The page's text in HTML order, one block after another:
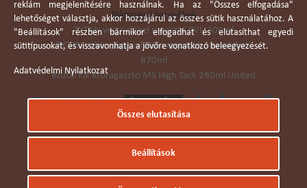
Népszerű termékek
TYTAN vegyi dübel ragasztó EVI. 300ml
TYTAN vékonyágyas falazó ragasztó pisztolyhab
870ml
Brutál Fix erőragasztó MS High Tack 280ml United
reklám megjelenítésére használnak. Ha az "Összes elfogadása"
lehetőséget választja, akkor hozzájárul az összes sütik használatához. A
"Beállítások" részben bármikor elfogadhat és elutasíthat egyedi
sütitípusokat, és visszavonhatja a jövőre vonatkozó beleegyezését.
Adatvédelmi Nyilatkozat
Összes elutasítása
Beállítások